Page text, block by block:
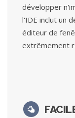
développer
l'IDE inclut un
éditeur de
extrêmement